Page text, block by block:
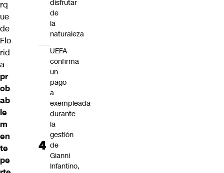
rq
ue
de
Flo
rid
a
pr
ob
ab
le
m
en
te
pe
disfrutar
de
la
naturaleza
UEFA
confirma
un
pago
a
exempleada
durante
la
gestión
de
Gianni
Infantino,